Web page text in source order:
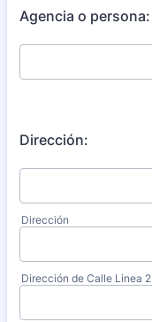
Agencia o persona:
Dirección:
Dirección
Dirección de Calle Linea 2